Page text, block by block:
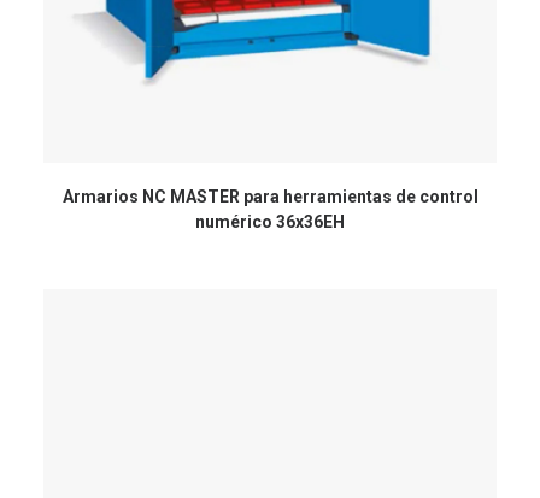
Armarios NC MASTER para herramientas de control
numérico 36x36EH